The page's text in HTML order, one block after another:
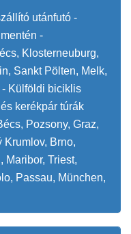
utánfutó -
-
Klosterneuburg,
Sankt Pölten, Melk,
- Külföldi biciklis
kerékpár túrák
Pozsony, Graz,
Krumlov, Brno,
Maribor, Triest,
Passau, München,